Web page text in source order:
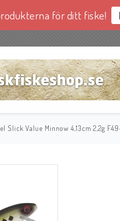
för ditt fiske!
Slick Value Minnow 4,13cm 2,2g